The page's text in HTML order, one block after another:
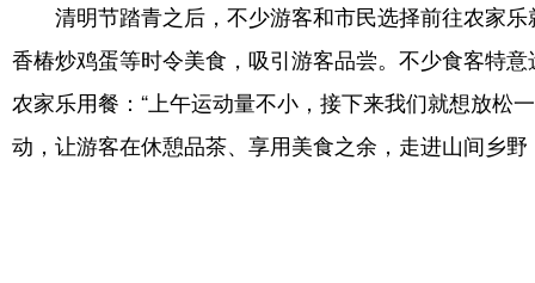
清明节踏青之后，不少游客和市民选择前往农家
香椿炒鸡蛋等时令美食，吸引游客品尝。不少食客特
农家乐用餐：“上午运动量不小，接下来我们就想放松
动，让游客在休憩品茶、享用美食之余，走进山间乡